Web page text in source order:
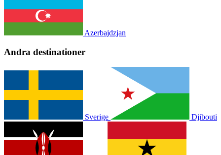
Azerbajdzjan
Andra destinationer
Sverige Djibouti